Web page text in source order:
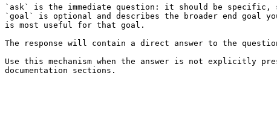
`ask` is the immediate question: it should be specific,
`goal` is optional and describes the broader end goal
is most useful for that goal.
The response will contain a direct answer to the
Use this mechanism when the answer is not explicitly